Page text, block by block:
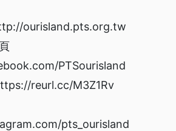
ourisland.pts.org.tw
PTSourisland
reurl.cc/M3Z1Rv
pts_ourisland